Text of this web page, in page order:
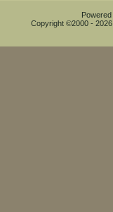
Copyright ©2000 -